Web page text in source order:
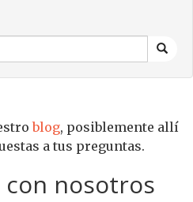
blog, posiblemente allí
a tus preguntas.
nosotros